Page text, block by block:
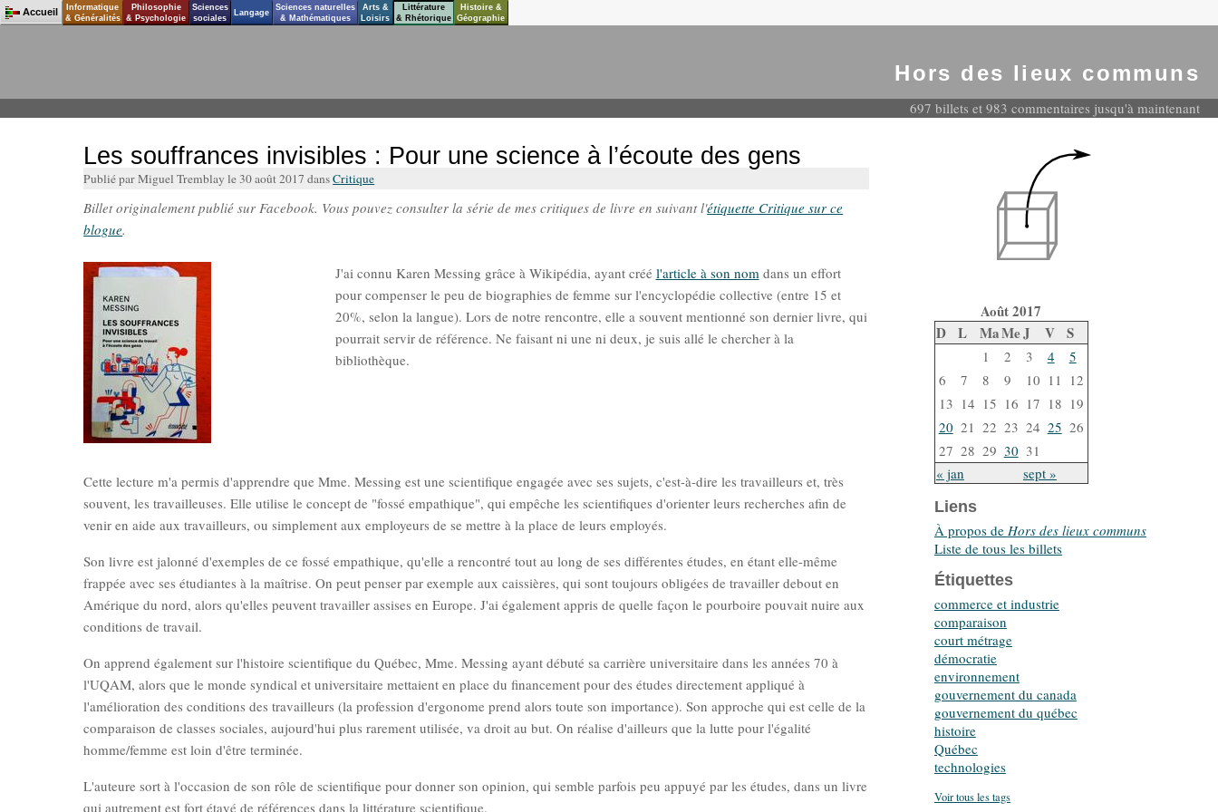
Hors des lieux communs
697 billets et 983 commentaires jusqu'à maintenant
Les souffrances invisibles : Pour une science à l’écoute des gens
Publié par Miguel Tremblay le 30 août 2017 dansCritique
Billet originalement publié sur Facebook. Vous pouvez consulter la série de mes critiques de livre en suivant l'étiquette Critique sur ce
blogue.
J'ai connu Karen Messing grâce à Wikipédia, ayant créé l'article à son nomdans un effort
pour compenser le peu de biographies de femme sur l'encyclopédie collective (entre 15 et
20%, selon la langue). Lors de notre rencontre, elle a souvent mentionné son dernier livre, qui
pourrait servir de référence. Ne faisant ni une ni deux, je suis allé le chercher à la
bibliothèque.
Cette lecture m'a permis d'apprendre que Mme. Messing est une scientifique engagée avec ses sujets, c'est-à-dire les travailleurs et, très
souvent, les travailleuses. Elle utilise le concept de "fossé empathique", qui empêche les scientifiques d'orienter leurs recherches afin de
venir en aide aux travailleurs, ou simplement aux employeurs de se mettre à la place de leurs employés.
Son livre est jalonné d'exemples de ce fossé empathique, qu'elle a rencontré tout au long de ses différentes études, en étant elle-même
frappée avec ses étudiantes à la maîtrise. On peut penser par exemple aux caissières, qui sont toujours obligées de travailler debout en
Amérique du nord, alors qu'elles peuvent travailler assises en Europe. J'ai également appris de quelle façon le pourboire pouvait nuire aux
conditions de travail.
On apprend également sur l'histoire scientifique du Québec, Mme. Messing ayant débuté sa carrière universitaire dans les années 70 à
l'UQAM, alors que le monde syndical et universitaire mettaient en place du financement pour des études directement appliqué à
l'amélioration des conditions des travailleurs (la profession d'ergonome prend alors toute son importance). Son approche qui est celle de la
comparaison de classes sociales, aujourd'hui plus rarement utilisée, va droit au but. On réalise d'ailleurs que la lutte pour l'égalité
homme/femme est loin d'être terminée.
L'auteure sort à l'occasion de son rôle de scientifique pour donner son opinion, qui semble parfois peu appuyé par les études, dans un livre
qui autrement est fort étayé de références dans la littérature scientifique.
Août 2017
D L MaMeJ V S
« jan sept »
1 2 3 4
5
6
7 8 9 10 11 12
13 14 15 16 17 18 19
20 21 22 23 24 25 26
27 28 29 30 31
Liens
À propos de Hors des lieux communs
Liste de tous les billets
Étiquettes
commerce et industrie
comparaison
court métrage
démocratie
environnement
gouvernement du canada
gouvernement du québec
histoire
Québec
technologies
Voir tous les tags
Accueil
Informatique
& Généralités
Philosophie
& Psychologie
Sciences
sociales
Langage
Sciences naturelles
& Mathématiques
Arts &
Loisirs
Littérature
& Rhétorique
Histoire &
Géographie